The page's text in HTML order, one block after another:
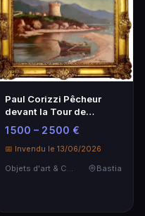
Paul Corizzi Pêcheur
devant la Tour de
Capitello – Peinture
20ème siècle
1 500 – 2 500 €
📅 Invendu le 13/06/2026
Bastia